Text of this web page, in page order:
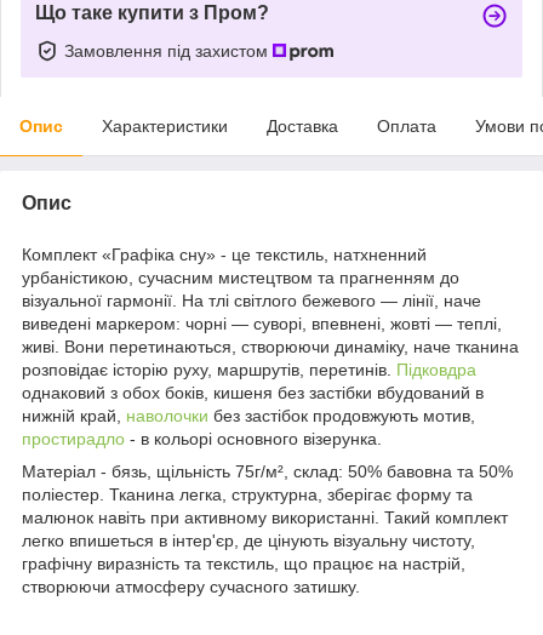
Що таке купити з Пром?
Замовлення під захистом
Опис Характеристики Доставка Оплата Умови
Опис
Комплект «Графіка сну» - це текстиль, натхненний
урбаністикою, сучасним мистецтвом та прагненням до
візуальної гармонії. На тлі світлого бежевого — лінії, наче
виведені маркером: чорні — суворі, впевнені, жовті — теплі,
живі. Вони перетинаються, створюючи динаміку, наче тканина
розповідає історію руху, маршрутів, перетинів. Підковдра
однаковий з обох боків, кишеня без застібки вбудований в
нижній край, наволочки без застібок продовжують мотив,
простирадло - в кольорі основного візерунка.
Матеріал - бязь, щільність 75г/м², склад: 50% бавовна та 50%
поліестер. Тканина легка, структурна, зберігає форму та
малюнок навіть при активному використанні. Такий комплект
легко впишеться в інтер'єр, де цінують візуальну чистоту,
графічну виразність та текстиль, що працює на настрій,
створюючи атмосферу сучасного затишку.